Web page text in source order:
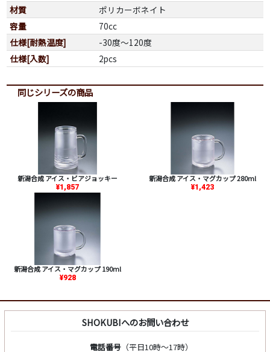
材質
ポリカーボネイト
容量
70cc
仕様[耐熱温度]
-30度～120度
仕様[入数]
2pcs
同じシリーズの商品
新潟合成 アイス・ビアジョッキー
¥1,857
新潟合成 アイス・マグカップ 280ml
¥1,423
新潟合成 アイス・マグカップ 190ml
¥928
SHOKUBIへのお問い合わせ
電話番号（平日10時～17時）